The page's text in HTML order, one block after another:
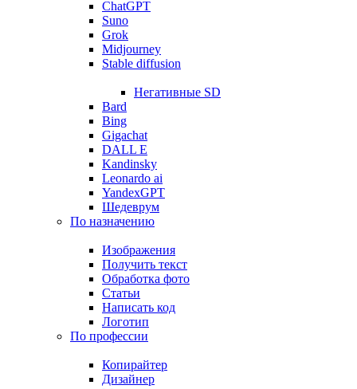
ChatGPT
Suno
Grok
Midjourney
Stable diffusion
Негативные SD
Bard
Bing
Gigachat
DALL E
Kandinsky
Leonardo ai
YandexGPT
Шедеврум
По назначению
Изображения
Получить текст
Обработка фото
Статьи
Написать код
Логотип
По профессии
Копирайтер
Дизайнер